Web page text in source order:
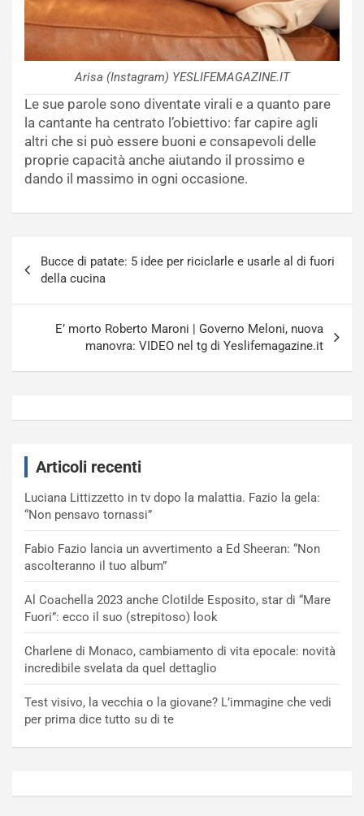
Arisa (Instagram) YESLIFEMAGAZINE.IT
Le sue parole sono diventate virali e a quanto pare
la cantante ha centrato l’obiettivo: far capire agli
altri che si può essere buoni e consapevoli delle
proprie capacità anche aiutando il prossimo e
dando il massimo in ogni occasione.
articoli
Bucce di patate: 5 idee per riciclarle e usarle al di fuori
della cucina
E’ morto Roberto Maroni | Governo Meloni, nuova
manovra: VIDEO nel tg di Yeslifemagazine.it
Articoli recenti
Luciana Littizzetto in tv dopo la malattia. Fazio la gela:
“Non pensavo tornassi”
Fabio Fazio lancia un avvertimento a Ed Sheeran: “Non
ascolteranno il tuo album”
Al Coachella 2023 anche Clotilde Esposito, star di “Mare
Fuori”: ecco il suo (strepitoso) look
Charlene di Monaco, cambiamento di vita epocale: novità
incredibile svelata da quel dettaglio
Test visivo, la vecchia o la giovane? L’immagine che vedi
per prima dice tutto su di te